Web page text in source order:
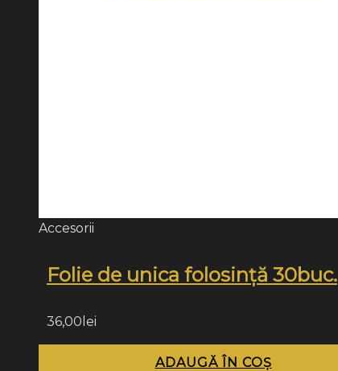
Accesorii
Folie de unica folosință 30buc.
36,00 lei
ADAUGĂ ÎN COȘ